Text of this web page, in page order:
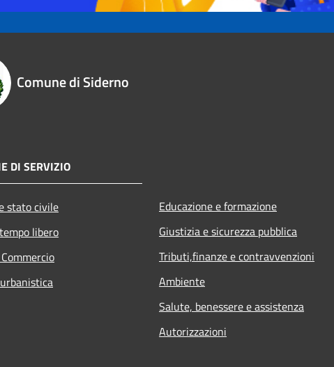
Comune di Siderno
DI SERVIZIO
stato civile
libero
Educazione e formazione
Giustizia e sicurezza pubblica
Tributi,finanze e contravvenzioni
Ambiente
Salute, benessere e assistenza
Autorizzazioni